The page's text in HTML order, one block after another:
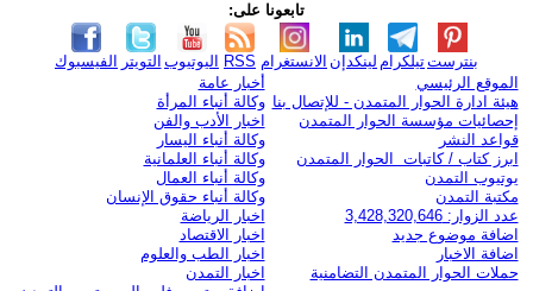
تابعونا على:
الفيسبوك التويتر اليوتيوب RSS الانستغرام لينكدإن تيلكرامبنترست
الموقع الرئيسي
هيئة ادارة الحوار المتمدن - للإتصال بنا
إحصائيات مؤسسة الحوار المتمدن
قواعد النشر
ابرز كتاب / كاتبات الحوار المتمدن
يوتيوب التمدن
مكتبة التمدن
عدد الزوار: 3,428,320,646
اضافة موضوع جديد
اضافة الاخبار
حملات الحوار المتمدن التضامنية
أخبار عامة
وكالة أنباء المرأة
اخبار الأدب والفن
وكالة أنباء اليسار
وكالة أنباء العلمانية
وكالة أنباء العمال
وكالة أنباء حقوق الإنسان
اخبار الرياضة
اخبار الاقتصاد
اخبار الطب والعلوم
اخبار التمدن